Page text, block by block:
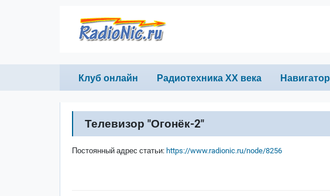
Primary links
Клуб онлайн Радиотехника ХХ века Навигатор
Телевизор "Огонёк-2"
Постоянный адрес статьи: https://www.radionic.ru/node/8256